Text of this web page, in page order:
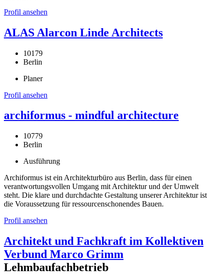
Profil ansehen
ALAS Alarcon Linde Architects
10179
Berlin
Planer
Profil ansehen
archiformus - mindful architecture
10779
Berlin
Ausführung
Archiformus ist ein Architekturbüro aus Berlin, dass für einen
verantwortungsvollen Umgang mit Architektur und der Umwelt
steht. Die klare und durchdachte Gestaltung unserer Architektur ist
die Voraussetzung für ressourcenschonendes Bauen.
Profil ansehen
Architekt und Fachkraft im Kollektiven
Verbund Marco Grimm
Lehmbaufachbetrieb